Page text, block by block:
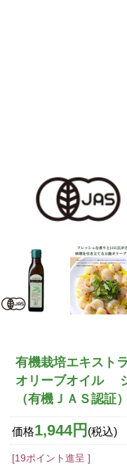
有機栽培エキスト
オリーブオイル
（有機ＪＡＳ認証）
価格1,944円 (税込)
[19ポイント進呈 ]